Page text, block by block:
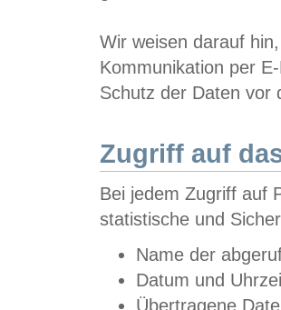
Wir weisen darauf
Kommunikation per
Schutz der Daten vor
Zugriff auf
Bei jedem Zugriff auf
statistische und
Name der
Datum und
Übertragene